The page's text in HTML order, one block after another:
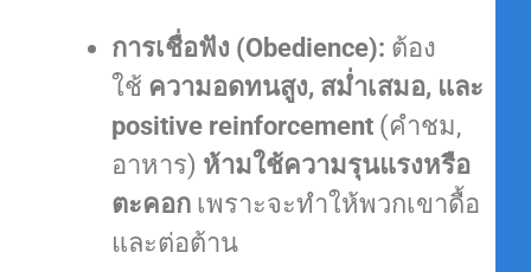
การเชื่อฟัง (Obedience): ต้อง
ใช้ ความอดทนสูง, สม่ำเสมอ, และ
positive reinforcement (คำชม,
อาหาร) ห้ามใช้ความรุนแรงหรือ
ตะคอก เพราะจะทำให้พวกเขาดื้อ
และต่อต้าน